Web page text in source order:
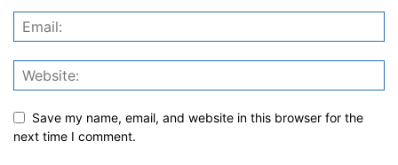
Save my name, email, and website in this browser for the
next time I comment.